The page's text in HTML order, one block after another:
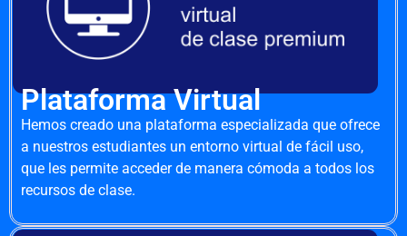
Plataforma Virtual
Hemos creado una plataforma especializada que ofrece
a nuestros estudiantes un entorno virtual de fácil uso,
que les permite acceder de manera cómoda a todos los
recursos de clase.